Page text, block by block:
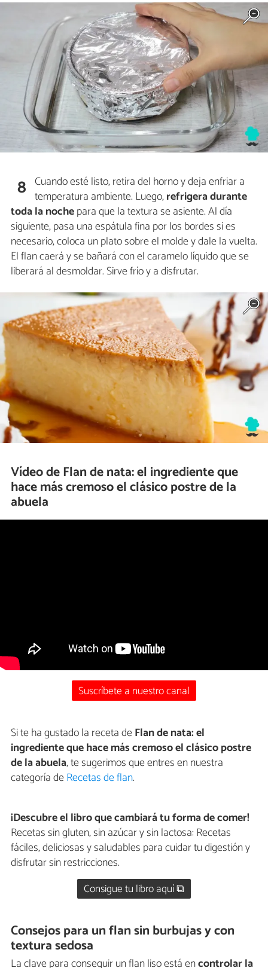
8 Cuando esté listo, retira del horno y deja enfriar a
temperatura ambiente. Luego,refrigera durante
toda la nochepara que la textura se asiente. Al día
siguiente, pasa una espátula fina por los bordes si es
necesario, coloca un plato sobre el molde y dale la vuelta.
El flan caerá y se bañará con el caramelo líquido que se
liberará al desmoldar. Sirve frío y a disfrutar.
Vídeo de Flan de nata: el ingrediente que
hace más cremoso el clásico postre de la
abuela
Suscríbete a nuestro canal
Si te ha gustado la receta deFlan de nata: el
ingrediente que hace más cremoso el clásico postre
de la abuela, te sugerimos que entres en nuestra
categoría deRecetas de flan.
¡Descubre el libro que cambiará tu forma de comer!
Recetas sin gluten, sin azúcar y sin lactosa: Recetas
fáciles, deliciosas y saludables para cuidar tu digestión y
disfrutar sin restricciones.
Consigue tu libro aquí ⧉
Consejos para un flan sin burbujas y con
textura sedosa
La clave para conseguir un flan liso está encontrolar la